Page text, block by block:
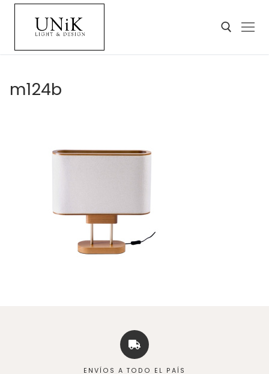
m124b
ENVÍOS A TODO EL PAÍS